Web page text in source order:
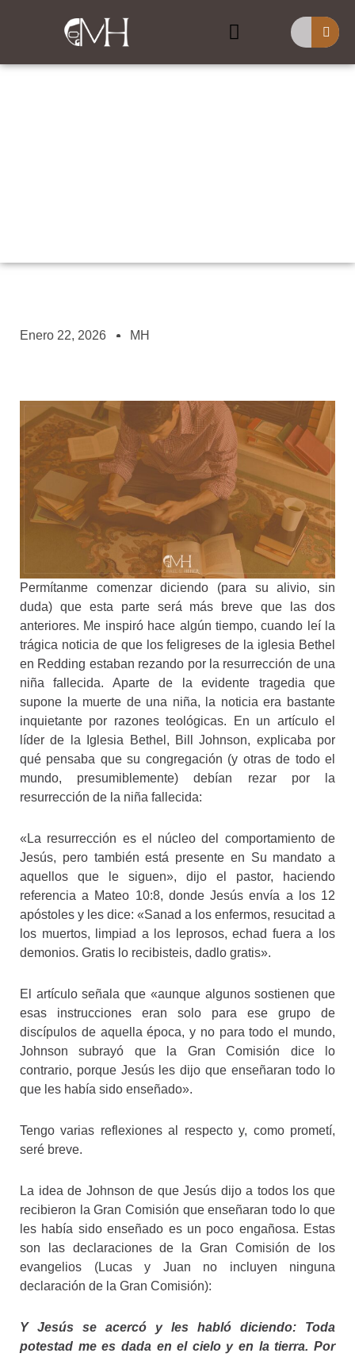
Buscar
Enero 22, 2026 MH
Permítanme comenzar diciendo (para su alivio, sin
duda) que esta parte será más breve que las dos
anteriores. Me inspiró hace algún tiempo, cuando leí la
trágica noticia de que los feligreses de la iglesia Bethel
en Redding estaban rezando por la resurrección de una
niña fallecida. Aparte de la evidente tragedia que
supone la muerte de una niña, la noticia era bastante
inquietante por razones teológicas. En un artículo el
líder de la Iglesia Bethel, Bill Johnson, explicaba por
qué pensaba que su congregación (y otras de todo el
mundo, presumiblemente) debían rezar por la
resurrección de la niña fallecida:
«La resurrección es el núcleo del comportamiento de
Jesús, pero también está presente en Su mandato a
aquellos que le siguen», dijo el pastor, haciendo
referencia a Mateo 10:8, donde Jesús envía a los 12
apóstoles y les dice: «Sanad a los enfermos, resucitad a
los muertos, limpiad a los leprosos, echad fuera a los
demonios. Gratis lo recibisteis, dadlo gratis».
El artículo señala que «aunque algunos sostienen que
esas instrucciones eran solo para ese grupo de
discípulos de aquella época, y no para todo el mundo,
Johnson subrayó que la Gran Comisión dice lo
contrario, porque Jesús les dijo que enseñaran todo lo
que les había sido enseñado».
Tengo varias reflexiones al respecto y, como prometí,
seré breve.
La idea de Johnson de que Jesús dijo a todos los que
recibieron la Gran Comisión que enseñaran todo lo que
les había sido enseñado es un poco engañosa. Estas
son las declaraciones de la Gran Comisión de los
evangelios (Lucas y Juan no incluyen ninguna
declaración de la Gran Comisión):
Y Jesús se acercó y les habló diciendo: Toda
potestad me es dada en el cielo y en la tierra. Por